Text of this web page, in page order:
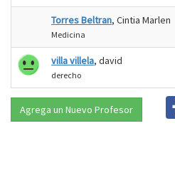
Torres Beltran, Cintia Marlen
Medicina
villa villela, david
derecho
Agrega un Nuevo Profesor